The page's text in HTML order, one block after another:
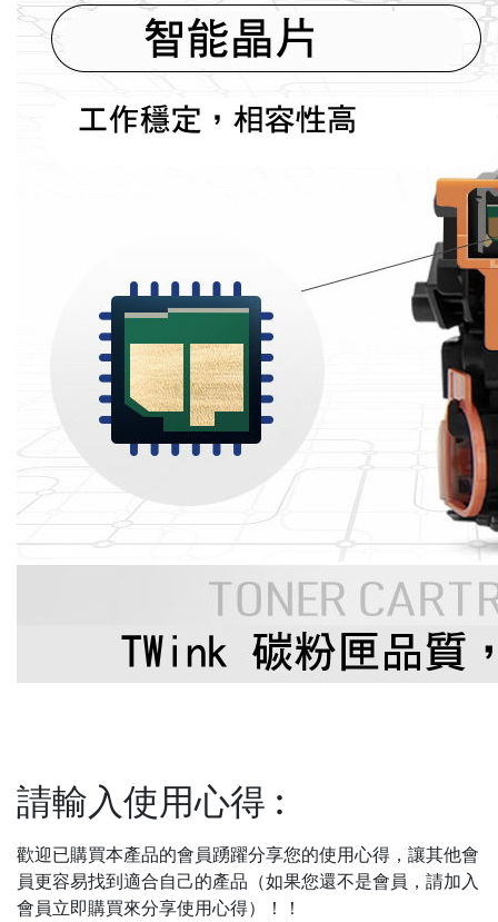
請輸入使用心得 :
歡迎已購買本產品的會員踴躍分享您的使用心得，讓其他會
員更容易找到適合自己的產品（如果您還不是會員，請加入
會員立即購買來分享使用心得）！！